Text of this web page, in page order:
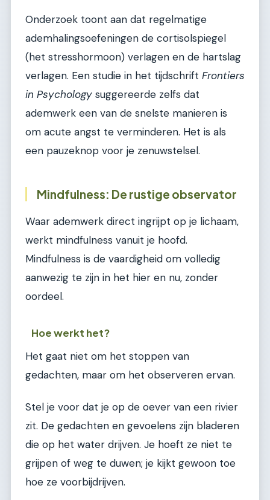
Onderzoek toont aan dat regelmatige
ademhalingsoefeningen de cortisolspiegel
(het stresshormoon) verlagen en de hartslag
verlagen. Een studie in het tijdschrift Frontiers
in Psychology suggereerde zelfs dat
ademwerk een van de snelste manieren is
om acute angst te verminderen. Het is als
een pauzeknop voor je zenuwstelsel.
Mindfulness: De rustige observator
Waar ademwerk direct ingrijpt op je lichaam,
werkt mindfulness vanuit je hoofd.
Mindfulness is de vaardigheid om volledig
aanwezig te zijn in het hier en nu, zonder
oordeel.
Hoe werkt het?
Het gaat niet om het stoppen van
gedachten, maar om het observeren ervan.
Stel je voor dat je op de oever van een rivier
zit. De gedachten en gevoelens zijn bladeren
die op het water drijven. Je hoeft ze niet te
grijpen of weg te duwen; je kijkt gewoon toe
hoe ze voorbijdrijven.